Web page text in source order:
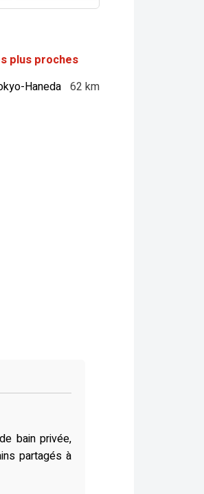
plus proches
Haneda 62 km
bain privée,
partagés à